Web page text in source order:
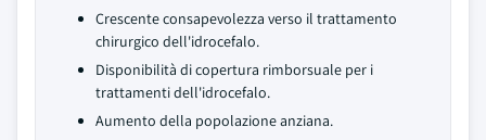
Crescente consapevolezza verso il trattamento
chirurgico dell'idrocefalo.
Disponibilità di copertura rimborsuale per i
trattamenti dell'idrocefalo.
Aumento della popolazione anziana.